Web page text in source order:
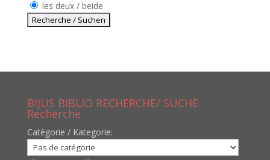
les deux / beide
BIJUS BIBLIO RECHERCHE/ SUCHE
Recherche
Catègorie / Kategorie: